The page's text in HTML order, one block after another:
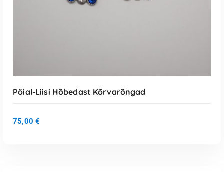
Pöial-Liisi Hõbedast Kõrvarõngad
75,00 €